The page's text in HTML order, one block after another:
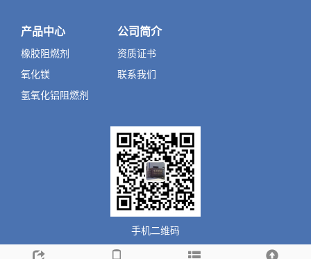
产品中心
橡胶阻燃剂
氧化镁
氢氧化铝阻燃剂
公司简介
资质证书
联系我们
手机二维码